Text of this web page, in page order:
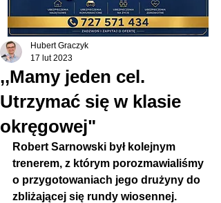
,,Mamy jeden cel.
Utrzymać się w klasie
okręgowej"
Hubert Graczyk
17 lut 2023
Robert Sarnowski był kolejnym
trenerem, z którym porozmawialiśmy
o przygotowaniach jego drużyny do
zbliżającej się rundy wiosennej.